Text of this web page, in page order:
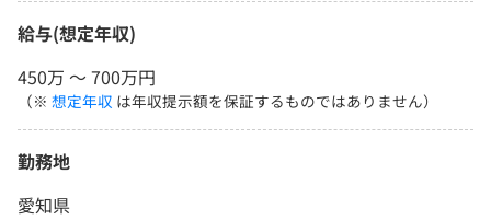
給与(想定年収)
450万 〜 700万円
（※ 想定年収 は年収提示額を保証するものではありません）
勤務地
愛知県